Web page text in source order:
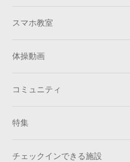
スマホ教室
体操動画
コミュニティ
特集
チェックインできる施設